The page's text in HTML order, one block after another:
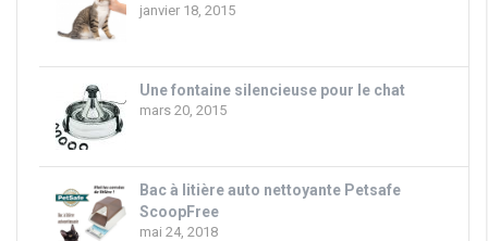
janvier 18, 2015
Une fontaine silencieuse pour le chat
mars 20, 2015
Bac à litière auto nettoyante Petsafe
ScoopFree
mai 24, 2018